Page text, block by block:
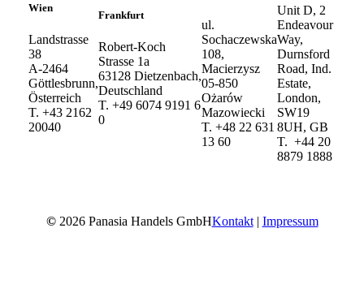
Wien
Landstrasse
38
A-2464
Göttlesbrunn,
Österreich
T. +43 2162
20040
Frankfurt
Robert-Koch
Strasse 1a
63128 Dietzenbach,
Deutschland
T. +49 6074 9191 6
0
ul.
Sochaczewska
108,
Macierzysz
05-850
Ożarów
Mazowiecki
T. +48 22 631
13 60
Unit D, 2
Endeavour
Way,
Durnsford
Road, Ind.
Estate,
London,
SW19
8UH, GB
T. +44 20
8879 1888
© 2026Panasia Handels GmbHKontakt| Impressum